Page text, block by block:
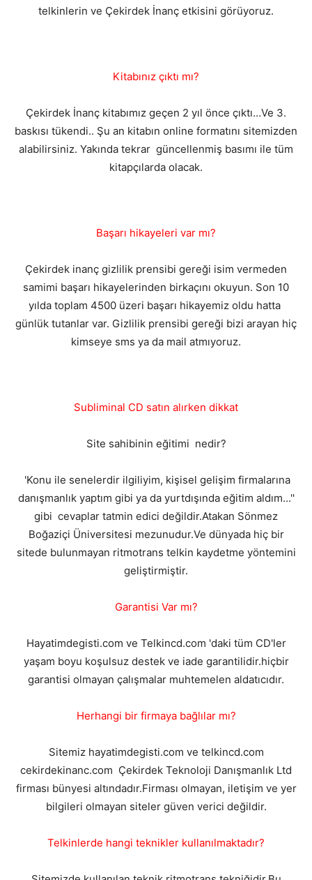
telkinlerin ve Çekirdek İnanç etkisini görüyoruz.
Kitabınız çıktı mı?
Çekirdek İnanç kitabımız geçen 2 yıl önce çıktı…Ve 3.
baskısı tükendi.. Şu an kitabın online formatını sitemizden
alabilirsiniz. Yakında tekrar güncellenmiş basımı ile tüm
kitapçılarda olacak.
Başarı hikayeleri var mı?
Çekirdek inanç gizlilik prensibi gereği isim vermeden
samimi başarı hikayelerinden birkaçını okuyun. Son 10
yılda toplam 4500 üzeri başarı hikayemiz oldu hatta
günlük tutanlar var. Gizlilik prensibi gereği bizi arayan hiç
kimseye sms ya da mail atmıyoruz.
Subliminal CD satın alırken dikkat
Site sahibinin eğitimi nedir?
'Konu ile senelerdir ilgiliyim, kişisel gelişim firmalarına
danışmanlık yaptım gibi ya da yurtdışında eğitim aldım...''
gibi cevaplar tatmin edici değildir.Atakan Sönmez
Boğaziçi Üniversitesi mezunudur.Ve dünyada hiç bir
sitede bulunmayan ritmotrans telkin kaydetme yöntemini
geliştirmiştir.
Garantisi Var mı?
Hayatimdegisti.com ve Telkincd.com 'daki tüm CD'ler
yaşam boyu koşulsuz destek ve iade garantilidir.hiçbir
garantisi olmayan çalışmalar muhtemelen aldatıcıdır.
Herhangi bir firmaya bağlılar mı?
Sitemiz hayatimdegisti.com ve telkincd.com
cekirdekinanc.com Çekirdek Teknoloji Danışmanlık Ltd
firması bünyesi altındadır.Firması olmayan, iletişim ve yer
bilgileri olmayan siteler güven verici değildir.
Telkinlerde hangi teknikler kullanılmaktadır?